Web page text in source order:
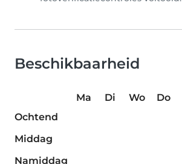
Beschikbaarheid
Ma Di Wo Do
Ochtend
Middag
Namiddag